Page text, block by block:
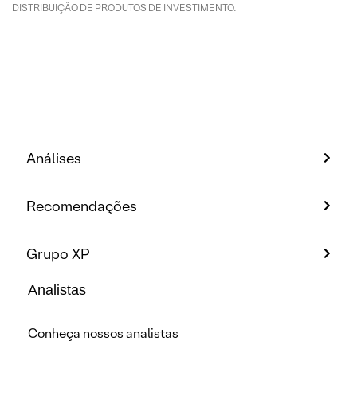
DISTRIBUIÇÃO DE PRODUTOS DE INVESTIMENTO.
Análises
Recomendações
Grupo XP
Analistas
Conheça nossos analistas